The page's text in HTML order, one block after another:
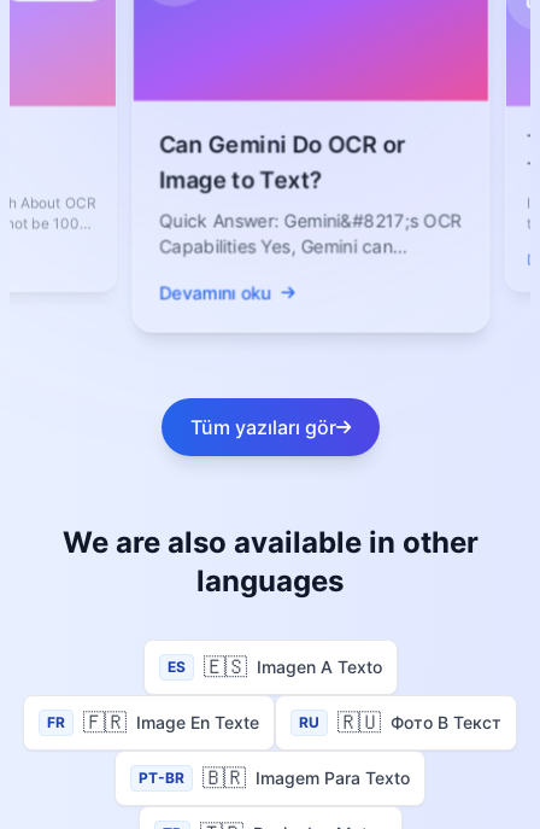
OCR
Can Gemini Do OCR or
Image to Text?
Quick Answer: Gemini&#8217;s OCR
Capabilities Yes, Gemini can
multimodal...
Devamını oku
The
Text
In
text from
Tüm yazıları gör
We are also available in other
languages
ES 🇪🇸 Imagen A Texto
FR 🇫🇷 Image En Texte RU 🇷🇺 Фото В Текст
PT-BR 🇧🇷 Imagem Para Texto